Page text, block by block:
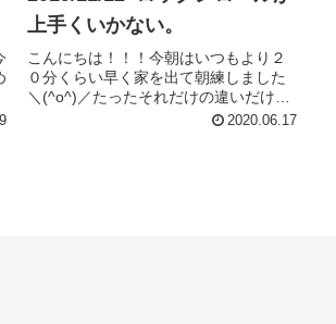
上手くいかない。
こんにちは！！！今朝はいつもより２
０分くらい早く家を出て朝練しました
＼(^o^)／たったそれだけの違いだけ
ど、練習の充実度が全然違います！も
2020.06.17